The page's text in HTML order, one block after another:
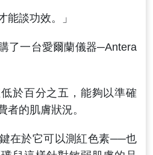
能談功效。」
了一台愛爾蘭儀器─Antera
於百分之五，能夠以準確
者的肌膚狀況。
在於它可以測紅色素──也